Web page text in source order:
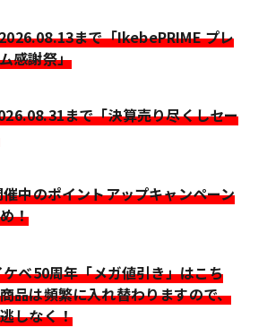
まで「IkebePRIME プレ
感謝祭」
まで「決算売り尽くしセー
中のポイントアップキャンペーン
！
ベ50周年「メガ値引き」はこち
品は頻繁に入れ替わりますので、
しなく！